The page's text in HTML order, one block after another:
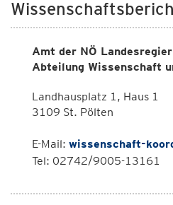
Amt der NÖ
Abteilung Wissenschaft
Landhausplatz 1, Haus 1
3109 St. Pölten
E-Mail: wissenschaft-
Tel: 02742/9005-13161